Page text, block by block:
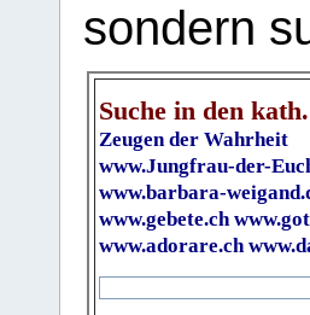
sondern
Suche in den
Zeugen der Wahrheit
www.Jungfrau-der-
www.barbara-
www.gebete.ch
www.adorare.ch